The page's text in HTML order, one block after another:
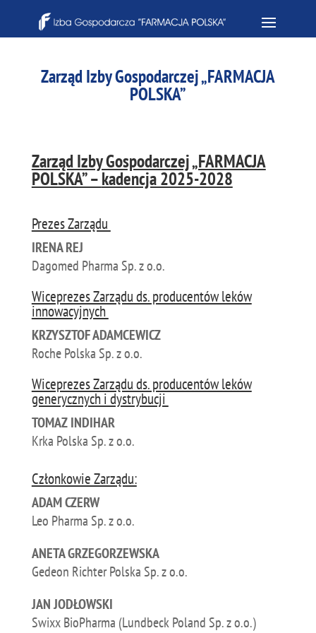
Zarząd Izby Gospodarczej „FARMACJA
POLSKA”
Zarząd Izby Gospodarczej „FARMACJA
POLSKA” –kadencja 2025-2028
Prezes Zarządu
IRENA REJ
Dagomed Pharma Sp. z o.o.
Wiceprezes Zarządu ds. producentów leków
innowacyjnych
KRZYSZTOF ADAMCEWICZ
Roche Polska Sp. z o.o.
Wiceprezes Zarządu ds. producentów leków
generycznych i dystrybucji
TOMAZ INDIHAR
Krka Polska Sp. z o.o.
Członkowie Zarządu:
ADAM CZERW
Leo Pharma Sp. z o.o.
ANETA GRZEGORZEWSKA
Gedeon Richter Polska Sp. z o.o.
JAN JODŁOWSKI
Swixx BioPharma (Lundbeck Poland Sp. z o.o.)